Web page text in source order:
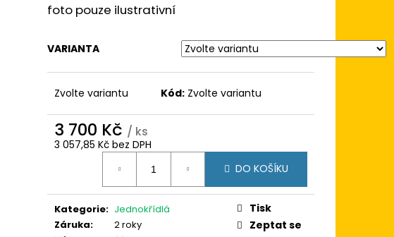
foto pouze ilustrativní
VARIANTA
Zvolte variantu Kód: Zvolte variantu
3 700 Kč / ks
3 057,85 Kč bez DPH
DO KOŠÍKU
Kategorie: Jednokřídlá
Záruka:
2 roky
Tisk
Zeptat se